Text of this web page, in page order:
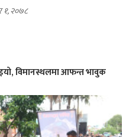
१, २०७८
विमानस्थलमा आफन्त भावुक